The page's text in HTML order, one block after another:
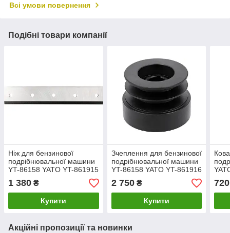
Всі умови повернення
Подібні товари компанії
Ніж для бензинової
подрібнювальної машини
YT-86158 YATO YT-861915
1 380 ₴
Купити
Зчеплення для бензинової
подрібнювальної машини
YT-86158 YATO YT-861916
2 750₴
Купити
720
Акційні пропозиції та новинки